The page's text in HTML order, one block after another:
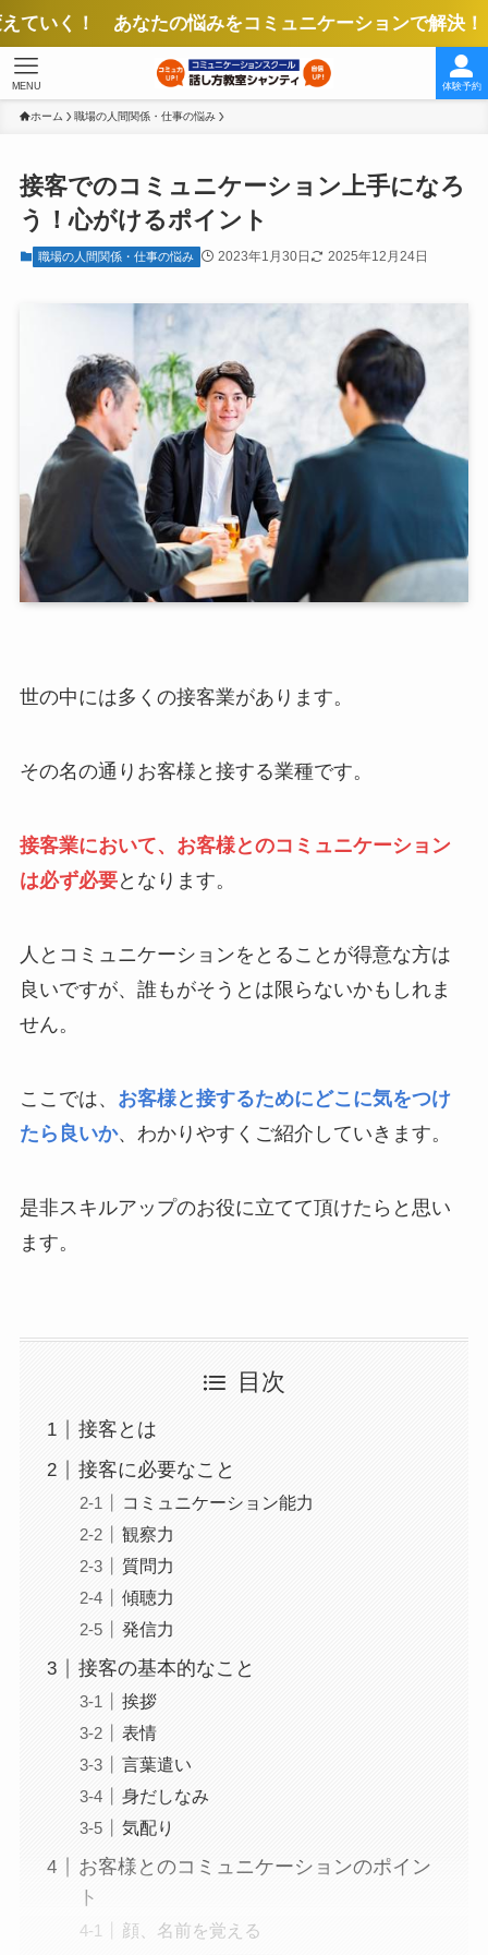
なたの悩みをコミュニケーションで解決！ より良い人
体験予約
MENU
ホーム 職場の人間関係・仕事の悩み
接客でのコミュニケーション上手になろ
う！心がけるポイント
職場の人間関係・仕事の悩み 2023年1月30日 2025年12月24日
世の中には多くの接客業があります。
その名の通りお客様と接する業種です。
接客業において、お客様とのコミュニケーション
は必ず必要となります。
人とコミュニケーションをとることが得意な方は
良いですが、誰もがそうとは限らないかもしれま
せん。
ここでは、 お客様と接するためにどこに気をつけ
たら良いか、わかりやすくご紹介していきます。
是非スキルアップのお役に立てて頂けたらと思い
ます。
目次
接客とは
接客に必要なこと
コミュニケーション能力
観察力
質問力
傾聴力
発信力
接客の基本的なこと
挨拶
表情
言葉遣い
身だしなみ
気配り
お客様とのコミュニケーションのポイン
ト
顔、名前を覚える